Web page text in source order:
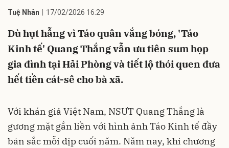
Tuệ Nhân 17/02/2026 16:29
Dù hụt hẫng vì Táo quân vắng bóng, 'Táo
Kinh tế' Quang Thắng vẫn ưu tiên sum họp
gia đình tại Hải Phòng và tiết lộ thói quen đưa
hết tiền cát-sê cho bà xã.
Với khán giả Việt Nam, NSƯT Quang Thắng là
gương mặt gắn liền với hình ảnh Táo Kinh tế đầy
bản sắc mỗi dịp cuối năm. Năm nay, khi chương
Hủy Gửi